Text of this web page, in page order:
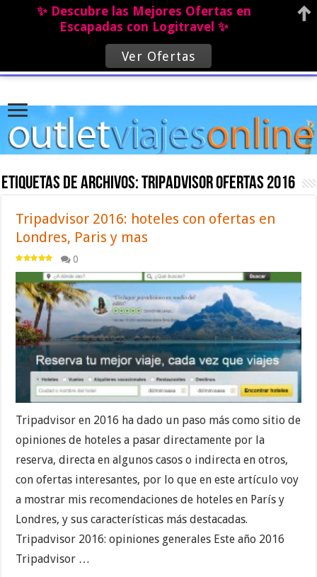
Etiquetas de archivos:tripadvisor ofertas 2016
Tripadvisor 2016: hoteles con ofertas en
Londres, Paris y mas
0
Tripadvisor en 2016 ha dado un paso más como sitio de
opiniones de hoteles a pasar directamente por la
reserva, directa en algunos casos o indirecta en otros,
con ofertas interesantes, por lo que en este artículo voy
a mostrar mis recomendaciones de hoteles en París y
Londres, y sus características más destacadas.
Tripadvisor 2016: opiniones generales Este año 2016
Tripadvisor …
✨ Descubre las Mejores Ofertas en
Escapadas con Logitravel ✨
Ver Ofertas